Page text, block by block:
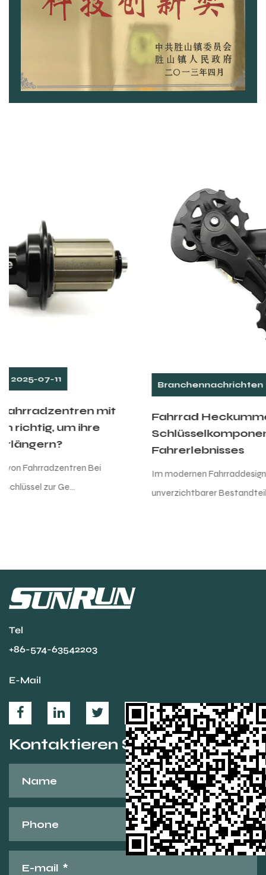
Branchennachrichten 2025-07-04
Fahrrad Heckummeur: Eine
Schlüsselkomponente des
Fahrerlebnisses
Im modernen Fahrraddesign ist der hintere Umwerfer ein
unverzichtbarer Bestandteil des Getriebesy...
Tel
+86-574-63542203
E-Mail
Kontaktieren Sie uns